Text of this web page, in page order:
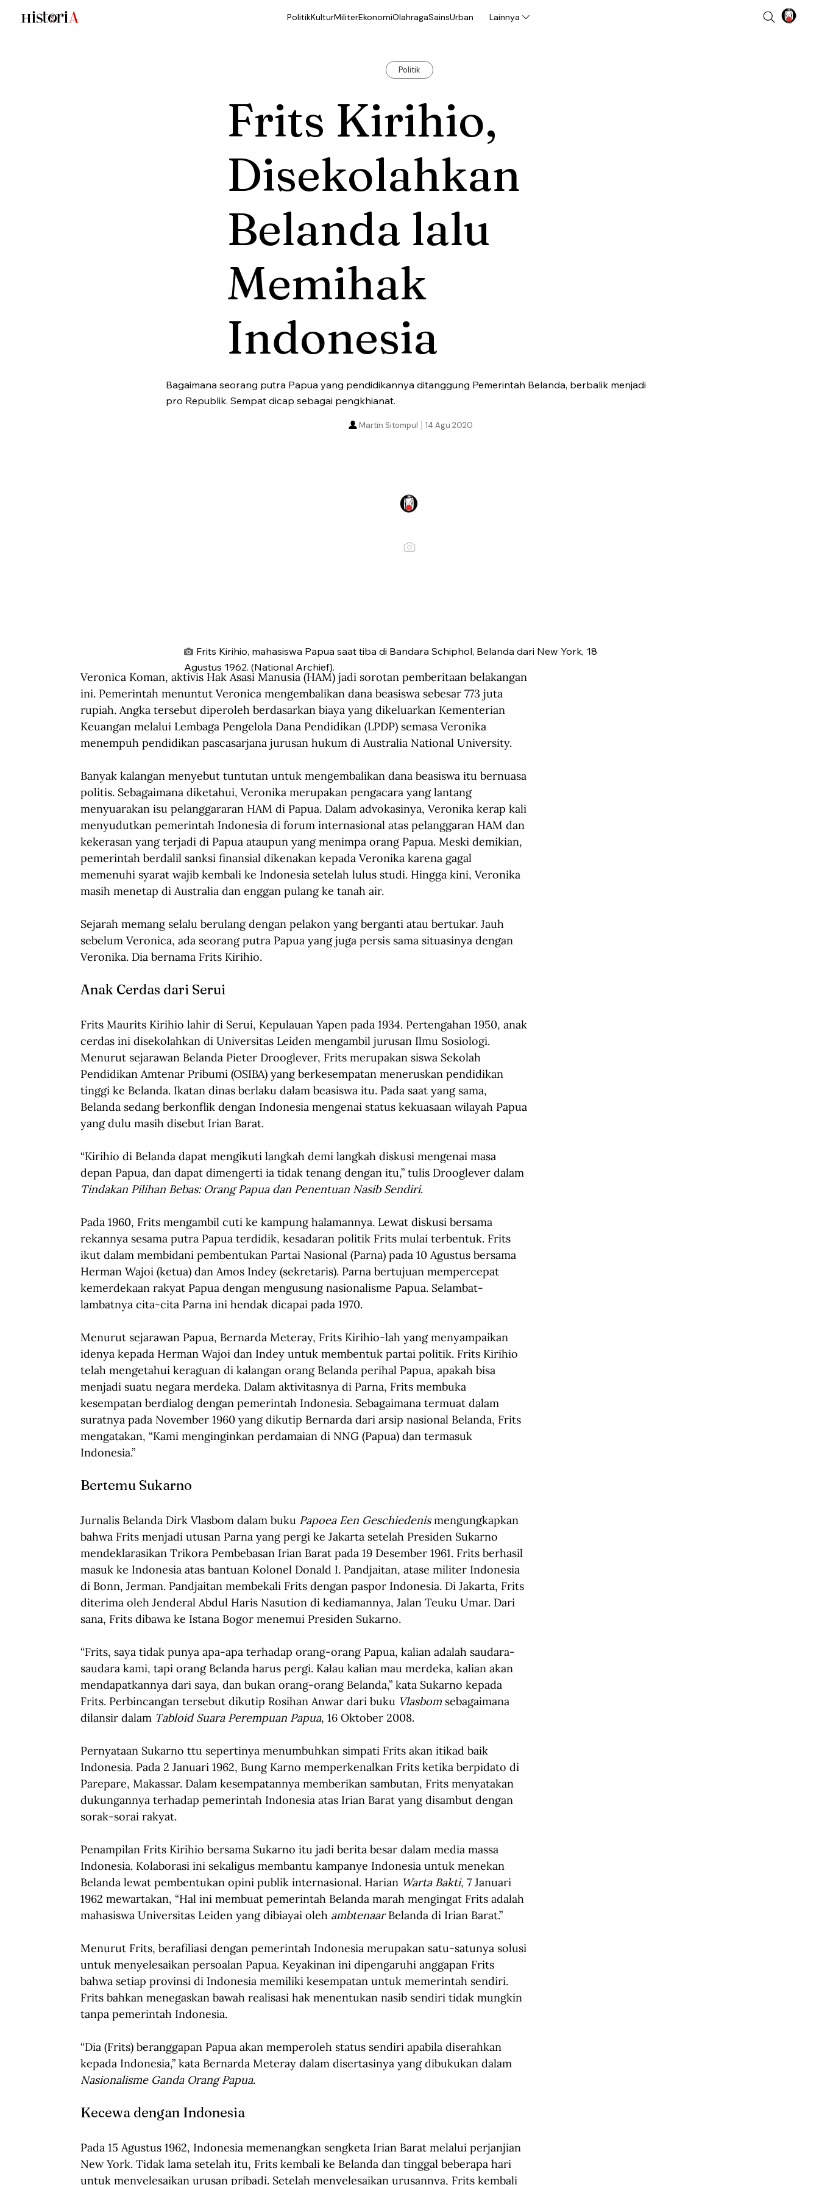
PolitikKulturMiliterEkonomiOlahragaSainsUrban Lainnya
Politik
Frits Kirihio,
Disekolahkan
Belanda lalu
Memihak
Indonesia
Bagaimana seorang putra Papua yang pendidikannya ditanggung Pemerintah Belanda, berbalik menjadi
pro Republik. Sempat dicap sebagai pengkhianat.
14 Agu 2020
Martin Sitompul
Frits Kirihio, mahasiswa Papua saat tiba di Bandara Schiphol, Belanda dari New York, 18
Agustus 1962. (National Archief).
Veronica Koman, aktivis Hak Asasi Manusia (HAM) jadi sorotan pemberitaan belakangan
ini. Pemerintah menuntut Veronica mengembalikan dana beasiswa sebesar 773 juta
rupiah. Angka tersebut diperoleh berdasarkan biaya yang dikeluarkan Kementerian
Keuangan melalui Lembaga Pengelola Dana Pendidikan (LPDP) semasa Veronika
menempuh pendidikan pascasarjana jurusan hukum di Australia National University.
Banyak kalangan menyebut tuntutan untuk mengembalikan dana beasiswa itu bernuasa
politis. Sebagaimana diketahui, Veronika merupakan pengacara yang lantang
menyuarakan isu pelanggararan HAM di Papua. Dalam advokasinya, Veronika kerap kali
menyudutkan pemerintah Indonesia di forum internasional atas pelanggaran HAM dan
kekerasan yang terjadi di Papua ataupun yang menimpa orang Papua. Meski demikian,
pemerintah berdalil sanksi finansial dikenakan kepada Veronika karena gagal
memenuhi syarat wajib kembali ke Indonesia setelah lulus studi. Hingga kini, Veronika
masih menetap di Australia dan enggan pulang ke tanah air.
Sejarah memang selalu berulang dengan pelakon yang berganti atau bertukar. Jauh
sebelum Veronica, ada seorang putra Papua yang juga persis sama situasinya dengan
Veronika. Dia bernama Frits Kirihio.
Anak Cerdas dari Serui
Frits Maurits Kirihio lahir di Serui, Kepulauan Yapen pada 1934. Pertengahan 1950, anak
cerdas ini disekolahkan di Universitas Leiden mengambil jurusan Ilmu Sosiologi.
Menurut sejarawan Belanda Pieter Drooglever, Frits merupakan siswa Sekolah
Pendidikan Amtenar Pribumi (OSIBA) yang berkesempatan meneruskan pendidikan
tinggi ke Belanda. Ikatan dinas berlaku dalam beasiswa itu. Pada saat yang sama,
Belanda sedang berkonflik dengan Indonesia mengenai status kekuasaan wilayah Papua
yang dulu masih disebut Irian Barat.
“Kirihio di Belanda dapat mengikuti langkah demi langkah diskusi mengenai masa
depan Papua, dan dapat dimengerti ia tidak tenang dengan itu,” tulis Drooglever dalam
Tindakan Pilihan Bebas: Orang Papua dan Penentuan Nasib Sendiri.
Pada 1960, Frits mengambil cuti ke kampung halamannya. Lewat diskusi bersama
rekannya sesama putra Papua terdidik, kesadaran politik Frits mulai terbentuk. Frits
ikut dalam membidani pembentukan Partai Nasional (Parna) pada 10 Agustus bersama
Herman Wajoi (ketua) dan Amos Indey (sekretaris). Parna bertujuan mempercepat
kemerdekaan rakyat Papua dengan mengusung nasionalisme Papua. Selambat-
lambatnya cita-cita Parna ini hendak dicapai pada 1970.
Menurut sejarawan Papua, Bernarda Meteray, Frits Kirihio-lah yang menyampaikan
idenya kepada Herman Wajoi dan Indey untuk membentuk partai politik. Frits Kirihio
telah mengetahui keraguan di kalangan orang Belanda perihal Papua, apakah bisa
menjadi suatu negara merdeka. Dalam aktivitasnya di Parna, Frits membuka
kesempatan berdialog dengan pemerintah Indonesia. Sebagaimana termuat dalam
suratnya pada November 1960 yang dikutip Bernarda dari arsip nasional Belanda, Frits
mengatakan, “Kami menginginkan perdamaian di NNG (Papua) dan termasuk
Indonesia.”
Bertemu Sukarno
Jurnalis Belanda Dirk Vlasbom dalam buku Papoea Een Geschiedenis mengungkapkan
bahwa Frits menjadi utusan Parna yang pergi ke Jakarta setelah Presiden Sukarno
mendeklarasikan Trikora Pembebasan Irian Barat pada 19 Desember 1961. Frits berhasil
masuk ke Indonesia atas bantuan Kolonel Donald I. Pandjaitan, atase militer Indonesia
di Bonn, Jerman. Pandjaitan membekali Frits dengan paspor Indonesia. Di Jakarta, Frits
diterima oleh Jenderal Abdul Haris Nasution di kediamannya, Jalan Teuku Umar. Dari
sana, Frits dibawa ke Istana Bogor menemui Presiden Sukarno.
“Frits, saya tidak punya apa-apa terhadap orang-orang Papua, kalian adalah saudara-
saudara kami, tapi orang Belanda harus pergi. Kalau kalian mau merdeka, kalian akan
mendapatkannya dari saya, dan bukan orang-orang Belanda,” kata Sukarno kepada
Frits. Perbincangan tersebut dikutip Rosihan Anwar dari buku Vlasbom sebagaimana
dilansir dalam Tabloid Suara Perempuan Papua, 16 Oktober 2008.
Pernyataan Sukarno ttu sepertinya menumbuhkan simpati Frits akan itikad baik
Indonesia. Pada 2 Januari 1962, Bung Karno memperkenalkan Frits ketika berpidato di
Parepare, Makassar. Dalam kesempatannya memberikan sambutan, Frits menyatakan
dukungannya terhadap pemerintah Indonesia atas Irian Barat yang disambut dengan
sorak-sorai rakyat.
Penampilan Frits Kirihio bersama Sukarno itu jadi berita besar dalam media massa
Indonesia. Kolaborasi ini sekaligus membantu kampanye Indonesia untuk menekan
Belanda lewat pembentukan opini publik internasional. Harian Warta Bakti, 7 Januari
1962 mewartakan, “Hal ini membuat pemerintah Belanda marah mengingat Frits adalah
mahasiswa Universitas Leiden yang dibiayai oleh ambtenaar Belanda di Irian Barat.”
Menurut Frits, berafiliasi dengan pemerintah Indonesia merupakan satu-satunya solusi
untuk menyelesaikan persoalan Papua. Keyakinan ini dipengaruhi anggapan Frits
bahwa setiap provinsi di Indonesia memiliki kesempatan untuk memerintah sendiri.
Frits bahkan menegaskan bawah realisasi hak menentukan nasib sendiri tidak mungkin
tanpa pemerintah Indonesia.
“Dia (Frits) beranggapan Papua akan memperoleh status sendiri apabila diserahkan
kepada Indonesia,” kata Bernarda Meteray dalam disertasinya yang dibukukan dalam
Nasionalisme Ganda Orang Papua.
Kecewa dengan Indonesia
Pada 15 Agustus 1962, Indonesia memenangkan sengketa Irian Barat melalui perjanjian
New York. Tidak lama setelah itu, Frits kembali ke Belanda dan tinggal beberapa hari
untuk menyelesaikan urusan pribadi. Setelah menyelesaikan urusannya, Frits kembali